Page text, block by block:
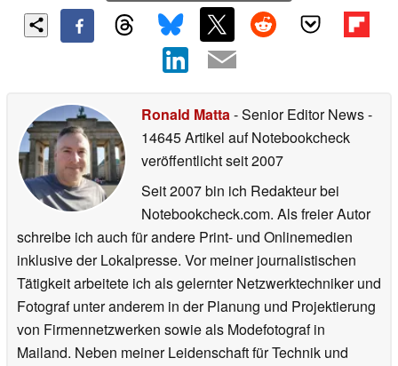
Ronald Matta- Senior Editor News-
14645 Artikel auf Notebookcheck
veröffentlichtseit 2007
Seit 2007 bin ich Redakteur bei
Notebookcheck.com. Als freier Autor
schreibe ich auch für andere Print- und Onlinemedien
inklusive der Lokalpresse. Vor meiner journalistischen
Tätigkeit arbeitete ich als gelernter Netzwerktechniker und
Fotograf unter anderem in der Planung und Projektierung
von Firmennetzwerken sowie als Modefotograf in
Mailand. Neben meiner Leidenschaft für Technik und